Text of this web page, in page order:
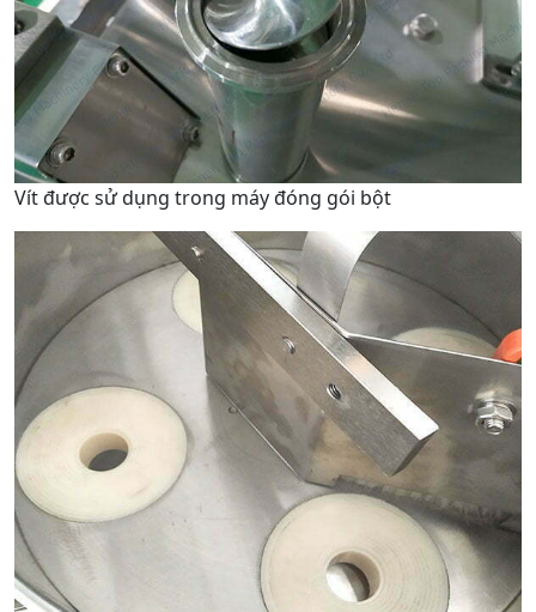
Vít được sử dụng trong máy đóng gói bột